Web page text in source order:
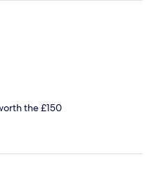
the £150